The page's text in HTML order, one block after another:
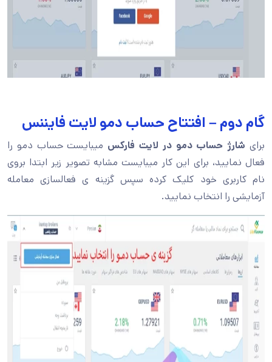
گام دوم – افتتاح حساب دمو لایت فایننس
برای شارژ حساب دمو در لایت فارکس میبایست حساب دمو را
فعال نمایید، برای این کار میبایست مشابه تصویر زیر ابتدا بروی
نام کاربری خود کلیک کرده سپس گزینه ی فعالسازی معامله
آزمایشی را انتخاب نمایید.